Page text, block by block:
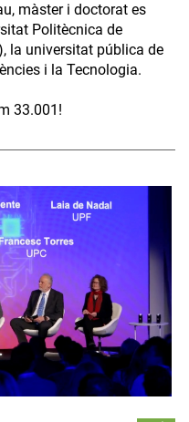
màster i doctorat es
Politècnica de
la universitat pública de
i la Tecnologia.
33.001!